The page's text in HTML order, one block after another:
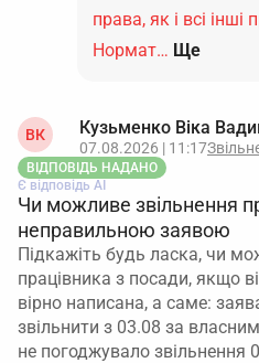
права, як і всі інші
Нормат… Ще
ВК Кузьменко Віка
07.08.2026 | 11:17
ВІДПОВІДЬ НАДАНО
Є відповідь АІ
Чи можливе звільнення
неправильною заявою
Підкажіть будь ласка, чи
працівника з посади, якщо
вірно написана, а саме:
звільнити з 03.08 за
не погоджувало звільнення